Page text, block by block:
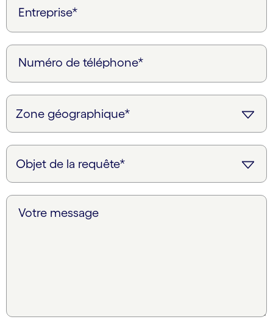
Entreprise*
Numéro de téléphone*
Votre message